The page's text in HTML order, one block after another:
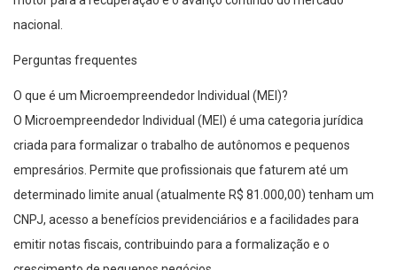
nacional.
Perguntas frequentes
O que é um Microempreendedor Individual (MEI)?
O Microempreendedor Individual (MEI) é uma categoria jurídica
criada para formalizar o trabalho de autônomos e pequenos
empresários. Permite que profissionais que faturem até um
determinado limite anual (atualmente R$ 81.000,00) tenham um
CNPJ, acesso a benefícios previdenciários e a facilidades para
emitir notas fiscais, contribuindo para a formalização e o